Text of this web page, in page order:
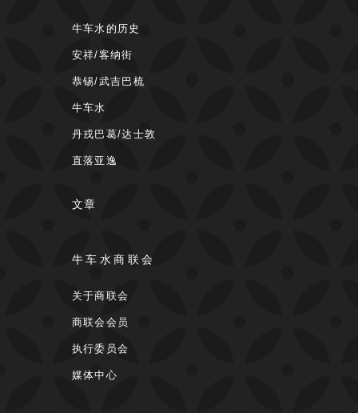
牛车水的历史
安祥/客纳街
恭锡/武吉巴梳
牛车水
丹戎巴葛/达士敦
直落亚逸
文章
牛车水商联会
关于商联会
商联会会员
执行委员会
媒体中心